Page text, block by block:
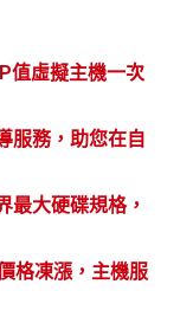
值虛擬主機一次
服務，助您在自
最大硬碟規格，
格凍漲，主機服